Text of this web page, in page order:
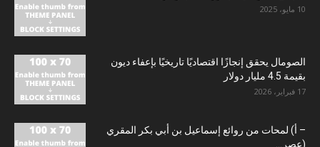
10 مايو، 2025
الصومال يحقق إنجازًا اقتصاديًا تاريخيًا بإعفاء ديون
بقيمة 4.5 مليار دولار
17 فبراير، 2026
– أ) لمحات من روائع إسماعيل بن أبي بكر المقري
(عصر...